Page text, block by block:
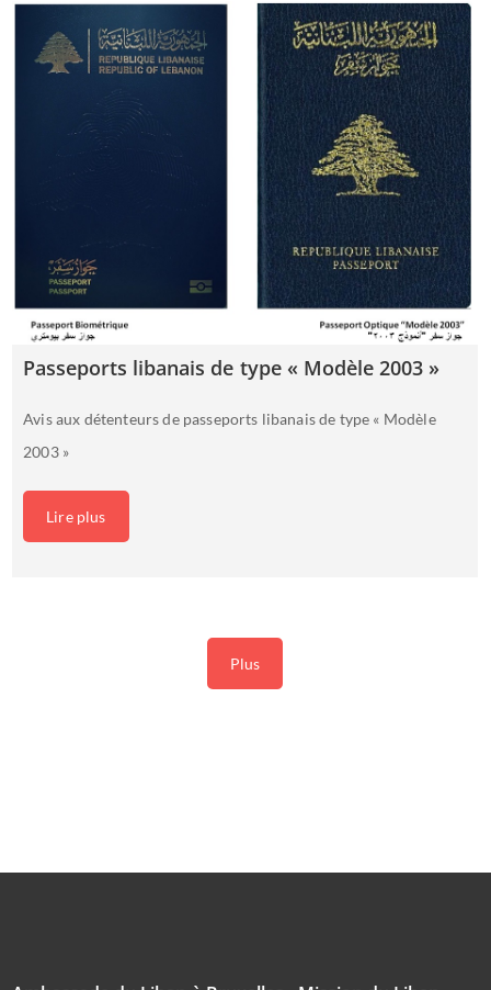
Passeports libanais de type « Modèle 2003 »
Avis aux détenteurs de passeports libanais de type « Modèle
2003 »
Lire plus
Plus